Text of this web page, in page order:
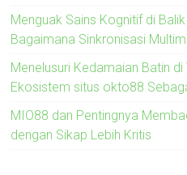
Menguak Sains Kognitif di
Bagaimana Sinkronisasi
Menelusuri Kedamaian Batin
Ekosistem situs okto88
MIO88 dan Pentingnya
dengan Sikap Lebih Kritis